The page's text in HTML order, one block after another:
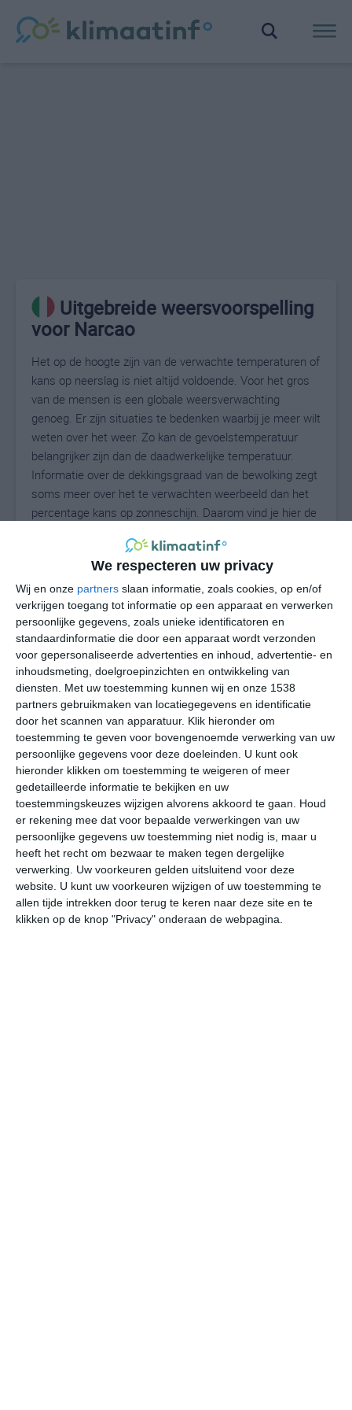
We respecteren uw privacy
Wij en onze partners slaan informatie, zoals cookies, op en/of
verkrijgen toegang tot informatie op een apparaat en verwerken
persoonlijke gegevens, zoals unieke identificatoren en
standaardinformatie die door een apparaat wordt verzonden
voor gepersonaliseerde advertenties en inhoud, advertentie- en
inhoudsmeting, doelgroepinzichten en ontwikkeling van
diensten. Met uw toestemming kunnen wij en onze 1538
partners gebruikmaken van locatiegegevens en identificatie
door het scannen van apparatuur. Klik hieronder om
toestemming te geven voor bovengenoemde verwerking van uw
persoonlijke gegevens voor deze doeleinden. U kunt ook
hieronder klikken om toestemming te weigeren of meer
gedetailleerde informatie te bekijken en uw
toestemmingskeuzes wijzigen alvorens akkoord te gaan. Houd
er rekening mee dat voor bepaalde verwerkingen van uw
persoonlijke gegevens uw toestemming niet nodig is, maar u
heeft het recht om bezwaar te maken tegen dergelijke
verwerking. Uw voorkeuren gelden uitsluitend voor deze
website. U kunt uw voorkeuren wijzigen of uw toestemming te
allen tijde intrekken door terug te keren naar deze site en te
klikken op de knop "Privacy" onderaan de webpagina.
Uitgebreide weersvoorspelling
voor Narcao
Het op de hoogte zijn van de verwachte temperaturen of
kans op neerslag is niet altijd voldoende. Voor het gros
van de mensen is een globale weersverwachting
genoeg. Er zijn situaties te bedenken waarbij je meer wilt
weten over het weer. Zo kan de gevoelstemperatuur
belangrijker zijn dan de daadwerkelijke temperatuur.
Informatie over de dekkingsgraad van de bewolking zegt
soms meer over het te verwachten weerbeeld dan het
percentage kans op zonneschijn. Daarom vind je hier de
29°C
za
36° 22°
zo
33° 22°
ma
34° 23°
di
34° 22° 36°
33°C 36°C 34°C
12:00 15:00 18:00 21:00 00:00
12:00 15:00 18:00 21:00 00:00